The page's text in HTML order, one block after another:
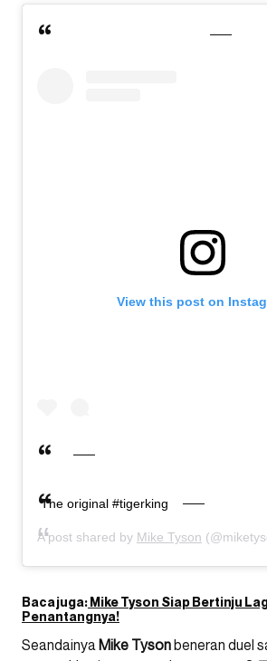
View this post on
The original #tigerking
A post shared by Mike Tyson
Baca juga:Mike Tyson Siap Bertinju
Penantangnya!
Seandainya Mike Tysonbeneran duel